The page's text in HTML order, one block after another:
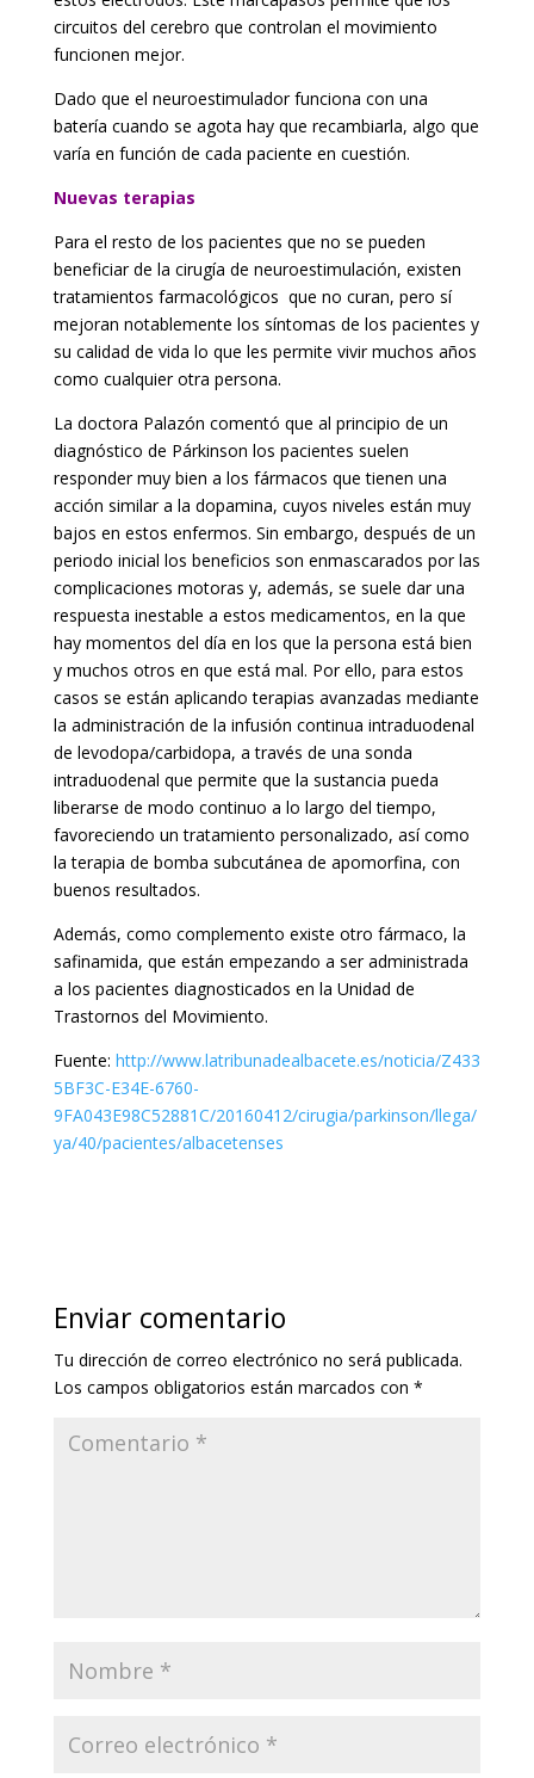
circuitos del cerebro que controlan el movimiento
funcionen mejor.
Dado que el neuroestimulador funciona con una
batería cuando se agota hay que recambiarla, algo que
varía en función de cada paciente en cuestión.
Nuevas terapias
Para el resto de los pacientes que no se pueden
beneficiar de la cirugía de neuroestimulación, existen
tratamientos farmacológicos que no curan, pero sí
mejoran notablemente los síntomas de los pacientes y
su calidad de vida lo que les permite vivir muchos años
como cualquier otra persona.
La doctora Palazón comentó que al principio de un
diagnóstico de Párkinson los pacientes suelen
responder muy bien a los fármacos que tienen una
acción similar a la dopamina, cuyos niveles están muy
bajos en estos enfermos. Sin embargo, después de un
periodo inicial los beneficios son enmascarados por las
complicaciones motoras y, además, se suele dar una
respuesta inestable a estos medicamentos, en la que
hay momentos del día en los que la persona está bien
y muchos otros en que está mal. Por ello, para estos
casos se están aplicando terapias avanzadas mediante
la administración de la infusión continua intraduodenal
de levodopa/carbidopa, a través de una sonda
intraduodenal que permite que la sustancia pueda
liberarse de modo continuo a lo largo del tiempo,
favoreciendo un tratamiento personalizado, así como
la terapia de bomba subcutánea de apomorfina, con
buenos resultados.
Además, como complemento existe otro fármaco, la
safinamida, que están empezando a ser administrada
a los pacientes diagnosticados en la Unidad de
Trastornos del Movimiento.
Fuente: http://www.latribunadealbacete.es/noticia/Z433
5BF3C-E34E-6760-
9FA043E98C52881C/20160412/cirugia/parkinson/llega/
ya/40/pacientes/albacetenses
Enviar comentario
Tu dirección de correo electrónico no será publicada.
Los campos obligatorios están marcados con *